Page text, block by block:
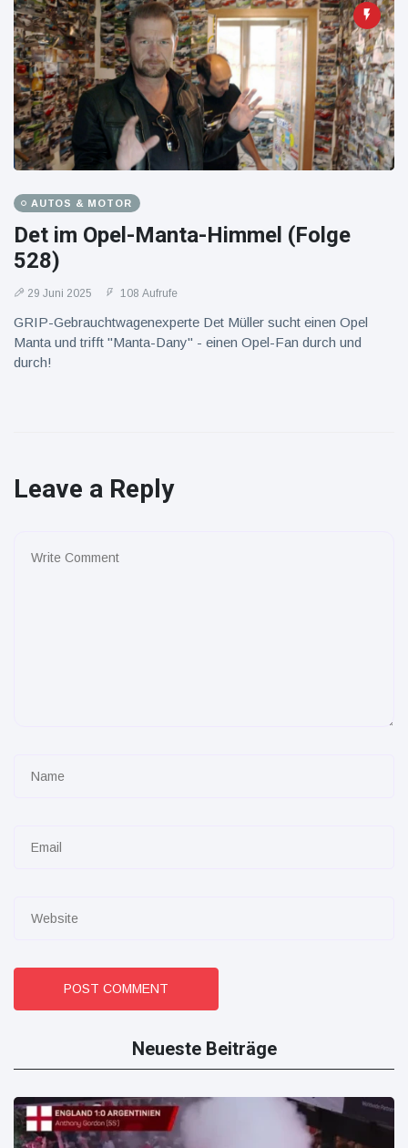
AUTOS & MOTOR
Det im Opel-Manta-Himmel (Folge
528)
29 Juni 2025 108 Aufrufe
GRIP-Gebrauchtwagenexperte Det Müller sucht einen Opel
Manta und trifft "Manta-Dany" - einen Opel-Fan durch und
durch!
Leave a Reply
POST COMMENT
Neueste Beiträge